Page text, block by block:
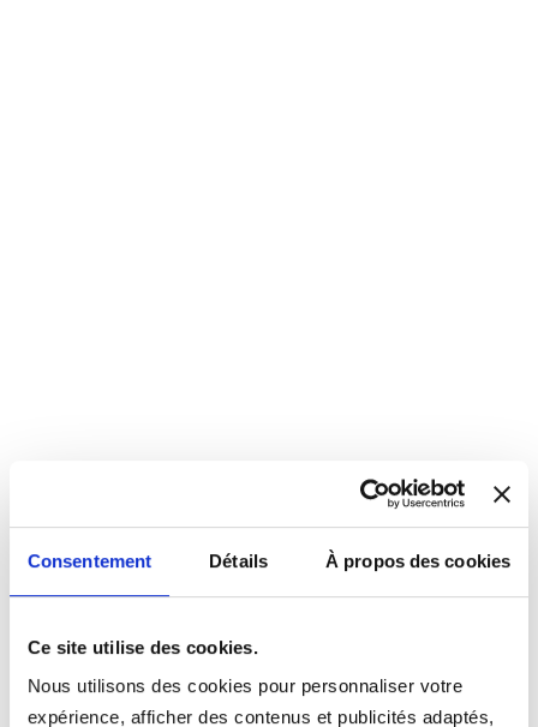
Consentement Détails À propos des cookies
Ce site utilise des cookies.
Nous utilisons des cookies pour personnaliser votre
expérience, afficher des contenus et publicités adaptés,